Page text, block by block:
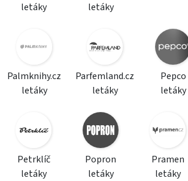
letáky
letáky
Palmknihy.cz
letáky
Parfemland.cz
letáky
Pepco
letáky
Petrklíč
letáky
Popron
letáky
Pramen
letáky